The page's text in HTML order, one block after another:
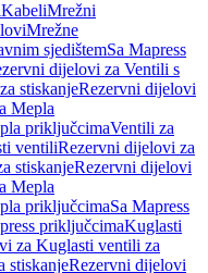
KabeliMrežni
Mrežne
sjedištemSa Mapress
dijelovi za Ventili s
stiskanjeRezervni dijelovi
Mepla
priključcimaVentili za
ventiliRezervni dijelovi za
stiskanjeRezervni dijelovi
Mepla
priključcimaSa Mapress
priključcimaKuglasti
za Kuglasti ventili za
stiskanjeRezervni dijelovi